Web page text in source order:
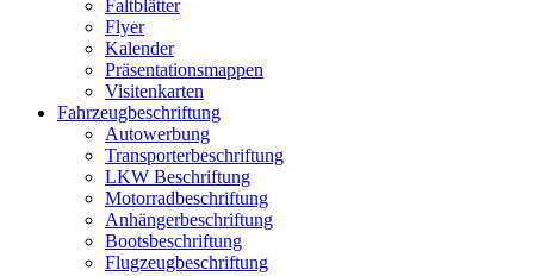
Faltblätter
Flyer
Kalender
Präsentationsmappen
Visitenkarten
Fahrzeugbeschriftung
Autowerbung
Transporterbeschriftung
LKW Beschriftung
Motorradbeschriftung
Anhängerbeschriftung
Bootsbeschriftung
Flugzeugbeschriftung